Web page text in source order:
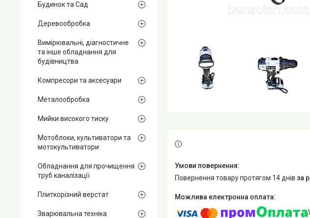
повернення товару протягом 14 днів за
Будинок та Сад
Деревообробка
Вимірювальні, діагностичне
та інше обладнання для
будівництва
Компресори та аксесуари
Металообробка
Мийки високого тиску
Мотоблоки, культиватори та
мотокультиватори
Обладнання для прочищення
труб каналізації
Плиткорізний верстат
Зварювальна техніка